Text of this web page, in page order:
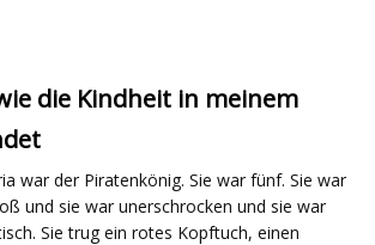
die Kindheit in meinem
war der Piratenkönig. Sie war fünf. Sie war
und sie war unerschrocken und sie war
Sie trug ein rotes Kopftuch, einen